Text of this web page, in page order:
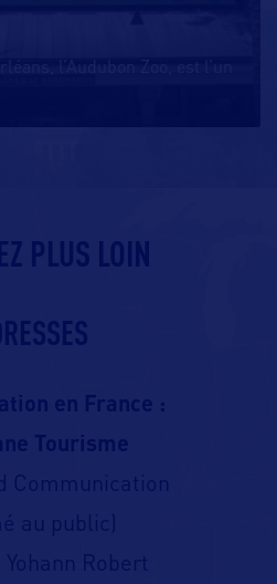
PLUS LOIN
en France :
Communication
au public)
Yohann Robert